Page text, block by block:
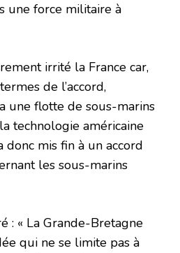
une force militaire à
irrité la France car,
de l’accord,
une flotte de sous-marins
technologie américaine
mis fin à un accord
les sous-marins
: « La Grande-Bretagne
qui ne se limite pas à